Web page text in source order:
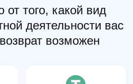
от того, какой вид
деятельности вас
возможен